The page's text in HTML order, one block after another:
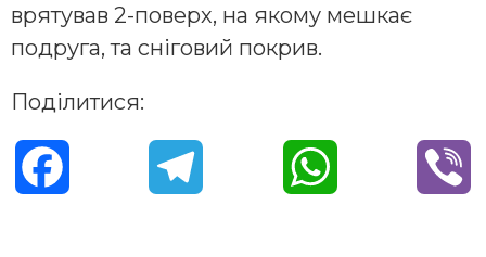
врятував 2-поверх, на якому мешкає
подруга, та сніговий покрив.
Поділитися: